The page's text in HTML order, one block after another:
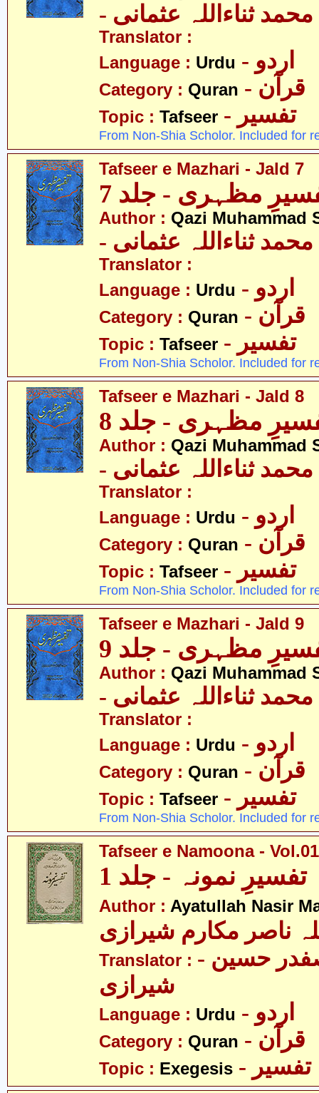
ثناءاللہ عثمانی
Translator :
Language : Urdu - اردو
Category : Quran - قرآن
Topic : Tafseer - تفسیر
From Non-Shia Scholor. Included for
Tafseer e Mazhari - Jald 7
مظہری - جلد 7
Author : Qazi Muhammad
ثناءاللہ عثمانی
Translator :
Language : Urdu - اردو
Category : Quran - قرآن
Topic : Tafseer - تفسیر
From Non-Shia Scholor. Included for
Tafseer e Mazhari - Jald 8
مظہری - جلد 8
Author : Qazi Muhammad
ثناءاللہ عثمانی
Translator :
Language : Urdu - اردو
Category : Quran - قرآن
Topic : Tafseer - تفسیر
From Non-Shia Scholor. Included for
Tafseer e Mazhari - Jald 9
مظہری - جلد 9
Author : Qazi Muhammad
ثناءاللہ عثمانی
Translator :
Language : Urdu - اردو
Category : Quran - قرآن
Topic : Tafseer - تفسیر
From Non-Shia Scholor. Included for
Tafseer e Namoona - Vol.01
تفسیرِ نمونہ - جلد 1
Author : Ayatullah Nasir
ناصر مکارم شیرازی
Translator : - مولانا سید صفدر حسین
شیرازی
Language : Urdu - اردو
Category : Quran - قرآن
Topic : Exegesis - تفسیر